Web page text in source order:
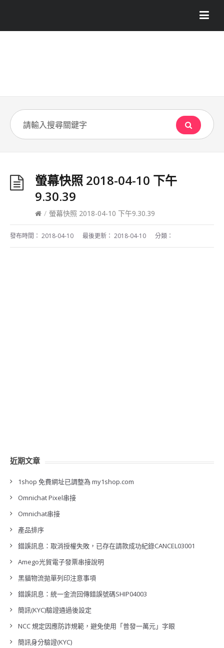
螢幕快照 2018-04-10 下午
9.30.39
/ 螢幕快照 2018-04-10 下午9.30.39
發布時間： 2018-04-10 最後更新： 2018-04-10 分類：
近期文章
1shop 免費網址已調整為 my1shop.com
Omnichat Pixel串接
Omnichat串接
產品排序
錯誤訊息：取消授權失敗，已存在請款成功紀錄CANCEL03001
Amego光貿電子發票串接說明
黑貓物流拋單列印注意事項
錯誤訊息：統一金流回傳錯誤號碼SHIP04003
簡訊(KYC)驗證通過後設定
NCC 規定因應防詐規範，避免使用「普發一萬元」字眼
簡訊身分驗證(KYC)